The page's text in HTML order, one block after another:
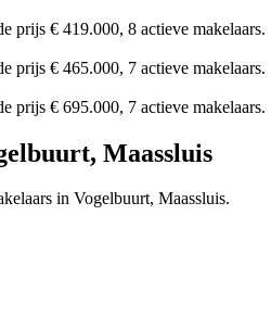
prijs € 419.000, 8 actieve makelaars.
prijs € 465.000, 7 actieve makelaars.
prijs € 695.000, 7 actieve makelaars.
Maassluis
in Vogelbuurt, Maassluis.